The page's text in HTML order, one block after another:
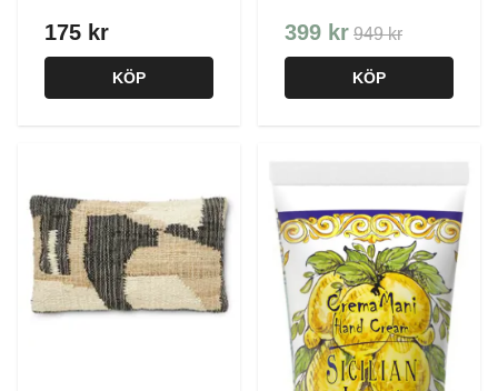
175 kr
KÖP
399 kr 949 kr
KÖP